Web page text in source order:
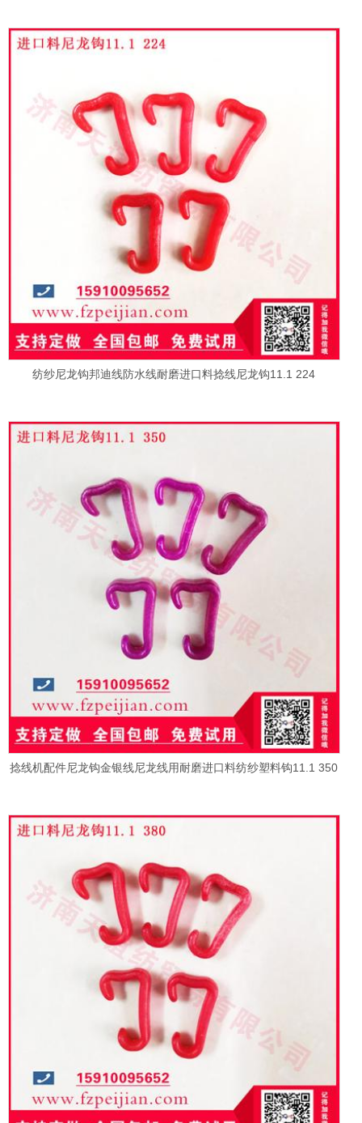
纺纱尼龙钩邦迪线防水线耐磨进口料捻线尼龙钩11.1 224
捻线机配件尼龙钩金银线尼龙线用耐磨进口料纺纱塑料钩11.1 350